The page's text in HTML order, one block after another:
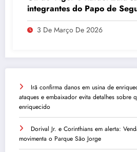
integrantes do Papo de
3 De Março De 2026
Irã confirma danos em usina de
ataques e embaixador evita detalhes sobre
enriquecido
Dorival Jr. e Corinthians em alerta:
movimenta o Parque São Jorge